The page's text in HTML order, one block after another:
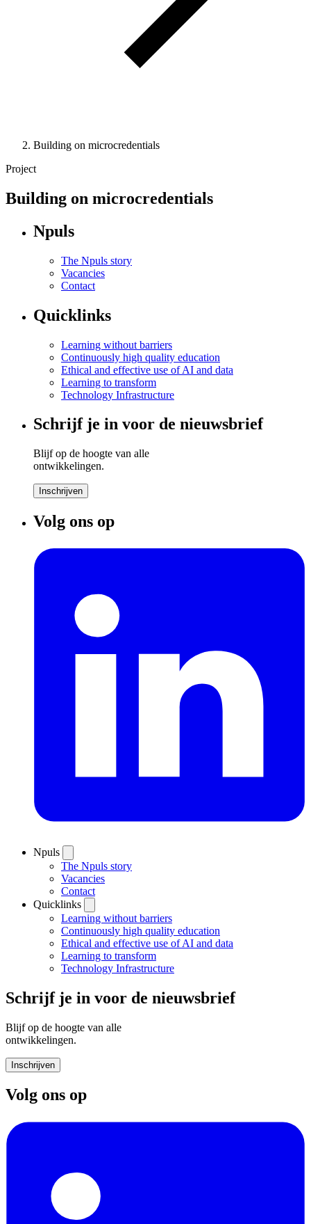
Building on microcredentials
Project
Building on microcredentials
Npuls
The Npuls story
Vacancies
Contact
Quicklinks
Learning without barriers
Continuously high quality education
Ethical and effective use of AI and data
Learning to transform
Technology Infrastructure
Schrijf je in voor de nieuwsbrief
Blijf op de hoogte van alle
ontwikkelingen.
Inschrijven
Volg ons op
Npuls
The Npuls story
Vacancies
Contact
Quicklinks
Learning without barriers
Continuously high quality education
Ethical and effective use of AI and data
Learning to transform
Technology Infrastructure
Schrijf je in voor de nieuwsbrief
Blijf op de hoogte van alle
ontwikkelingen.
Inschrijven
Volg ons op